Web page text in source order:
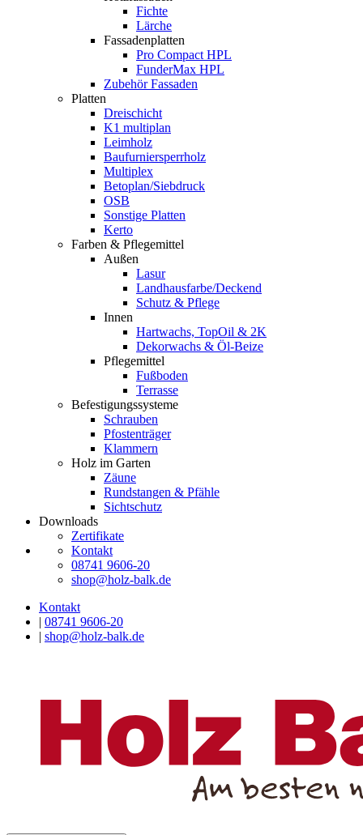
Fichte
Lärche
Fassadenplatten
Pro Compact HPL
FunderMax HPL
Zubehör Fassaden
Platten
Dreischicht
K1 multiplan
Leimholz
Baufurniersperrholz
Multiplex
Betoplan/Siebdruck
OSB
Sonstige Platten
Kerto
Farben & Pflegemittel
Außen
Lasur
Landhausfarbe/Deckend
Schutz & Pflege
Innen
Hartwachs, TopOil & 2K
Dekorwachs & Öl-Beize
Pflegemittel
Fußboden
Terrasse
Befestigungssysteme
Schrauben
Pfostenträger
Klammern
Holz im Garten
Zäune
Rundstangen & Pfähle
Sichtschutz
Downloads
Zertifikate
Kontakt
08741 9606-20
shop@holz-balk.de
Kontakt
| 08741 9606-20
| shop@holz-balk.de